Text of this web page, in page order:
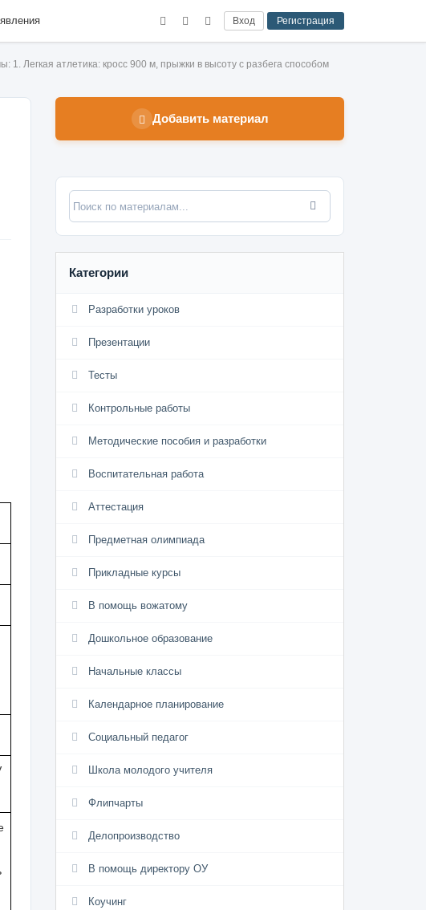
Вход Регистрация
1. Легкая атлетика: кросс 900 м, прыжки в высоту с разбега способом
Добавить материал
Категории
Разработки уроков
Презентации
Тесты
Контрольные работы
Методические пособия и разработки
Воспитательная работа
Аттестация
Предметная олимпиада
Прикладные курсы
В помощь вожатому
Дошкольное образование
Начальные классы
Календарное планирование
Социальный педагог
Школа молодого учителя
Флипчарты
Делопроизводство
В помощь директору ОУ
Коучинг